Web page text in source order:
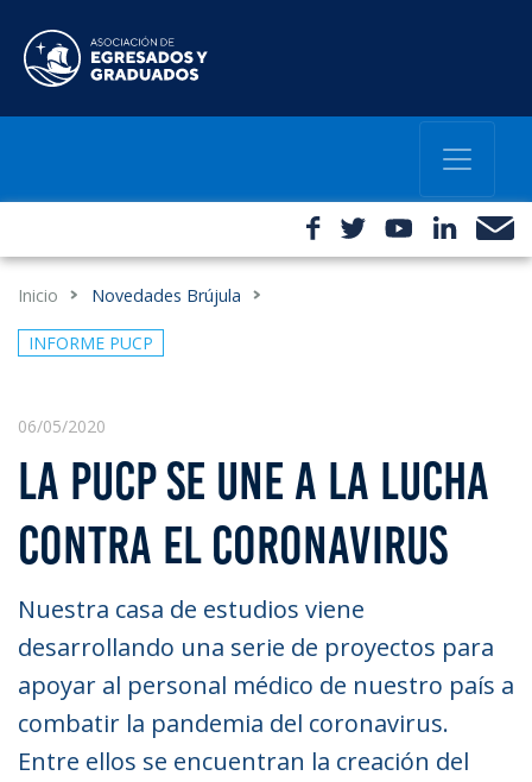
Inicio Novedades Brújula
INFORME PUCP
06/05/2020
LA PUCP SE UNE A LA LUCHA
CONTRA EL CORONAVIRUS
Nuestra casa de estudios viene
desarrollando una serie de proyectos para
apoyar al personal médico de nuestro país a
combatir la pandemia del coronavirus.
Entre ellos se encuentran la creación del